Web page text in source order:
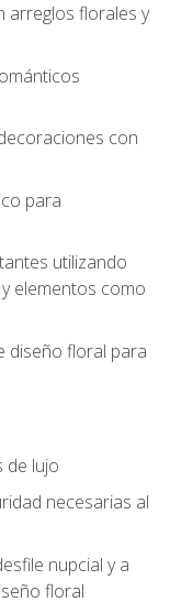
arreglos florales y
con
para
utilizando
elementos como
diseño floral para
de lujo
necesarias al
nupcial y a
floral